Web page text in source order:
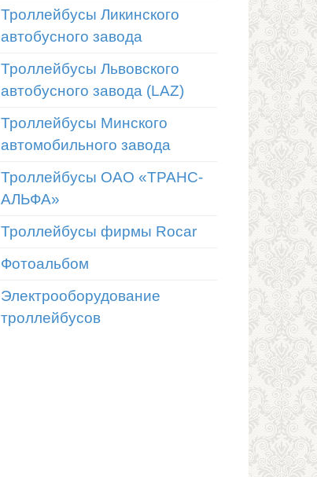
Троллейбусы Ликинского
автобусного завода
Троллейбусы Львовского
автобусного завода (LAZ)
Троллейбусы Минского
автомобильного завода
Троллейбусы ОАО «ТРАНС-
АЛЬФА»
Троллейбусы фирмы Rocar
Фотоальбом
Электрооборудование
троллейбусов